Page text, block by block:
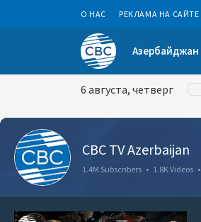
О НАС РЕКЛАМА НА САЙТЕ
Азербайджан
6 августа, четверг
CBC TV Azerbaijan
1.4M Subscribers • 1.8K Videos •